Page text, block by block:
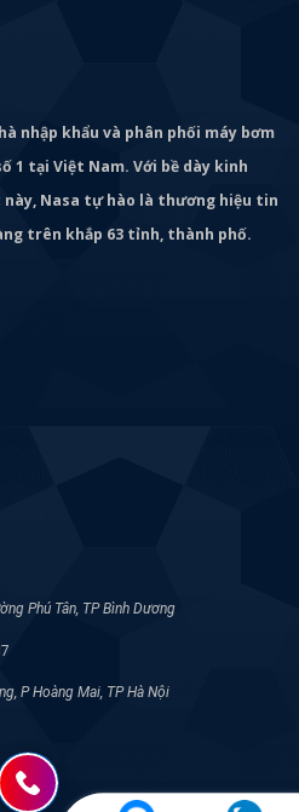
nhập khẩu và phân phối máy bơm
1 tại Việt Nam. Với bề dày kinh
này, Nasa tự hào là thương hiệu tin
trên khắp 63 tỉnh, thành phố.
Phú Tân, TP Bình Dương
P Hoàng Mai, TP Hà Nội